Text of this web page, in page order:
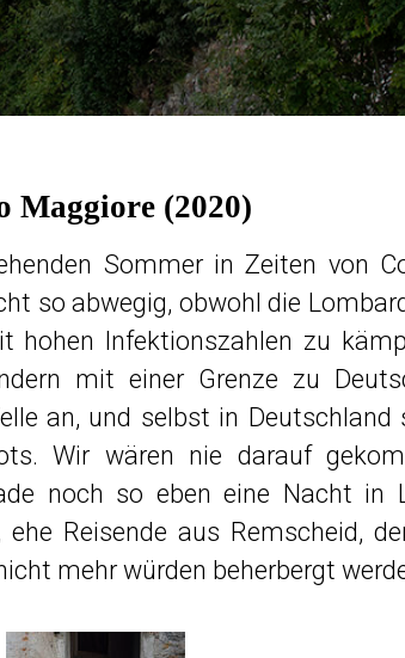
Maggiore (2020)
Sommer in Zeiten von
so abwegig, obwohl die
Infektionszahlen zu
mit einer Grenze zu
an, und selbst in Deutschland
Wir wären nie darauf
noch so eben eine Nacht in
Reisende aus Remscheid,
mehr würden beherbergt